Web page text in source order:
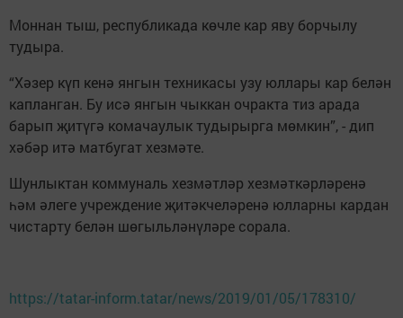
Моннан тыш, республикада көчле кар яву борчылу
тудыра.
“Хәзер күп кенә янгын техникасы узу юллары кар белән
капланган. Бу исә янгын чыккан очракта тиз арада
барып җитүгә комачаулык тудырырга мөмкин”, - дип
хәбәр итә матбугат хезмәте.
Шунлыктан коммуналь хезмәтләр хезмәткәрләренә
һәм әлеге учреждение җитәкчеләренә юлларны кардан
чистарту белән шөгыльләнүләре сорала.
https://tatar-inform.tatar/news/2019/01/05/178310/